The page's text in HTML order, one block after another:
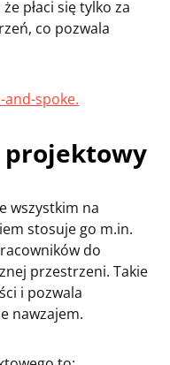
płaci się tylko za
co pozwala
spoke.
projektowy
wszystkim na
stosuje go m.in.
do
przestrzeni. Takie
i pozwala
nawzajem.